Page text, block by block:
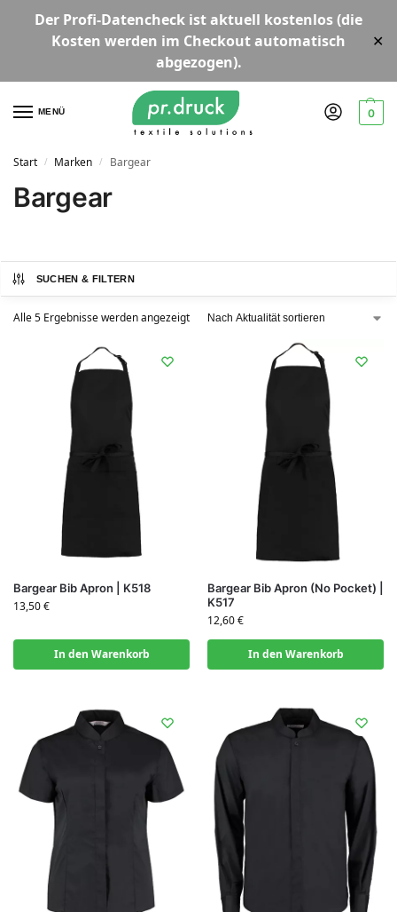
Der Profi-Datencheck ist aktuell kostenlos(die
Kosten werden im Checkout automatisch
abgezogen).
✕
MENÜ 0
Start / Marken / Bargear
Bargear
SUCHEN & FILTERN
Alle 5 Ergebnisse werden angezeigt
Bargear Bib Apron | K518
13,50€
In den Warenkorb
Bargear Bib Apron (No Pocket) |
K517
12,60€
In den Warenkorb